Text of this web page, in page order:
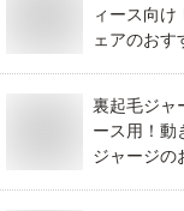
ィース向け
ェアのおす
裏起毛ジャ
ース用！動
ジャージの